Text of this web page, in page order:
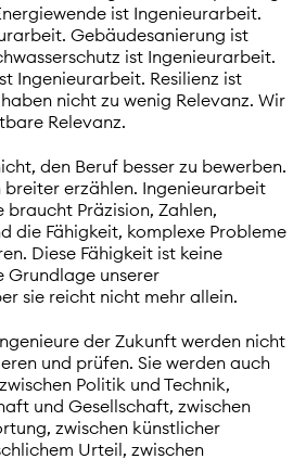
ist Ingenieurarbeit.
Gebäudesanierung ist
ist Ingenieurarbeit.
Ingenieurarbeit. Resilienz ist
nicht zu wenig Relevanz. Wir
Relevanz.
den Beruf besser zu bewerben.
breiter erzählen. Ingenieurarbeit
Präzision, Zahlen,
die Fähigkeit, komplexe Probleme
Diese Fähigkeit ist keine
Grundlage unserer
sie reicht nicht mehr allein.
der Zukunft werden nicht
und prüfen. Sie werden auch
Politik und Technik,
und Gesellschaft, zwischen
zwischen künstlicher
Urteil, zwischen